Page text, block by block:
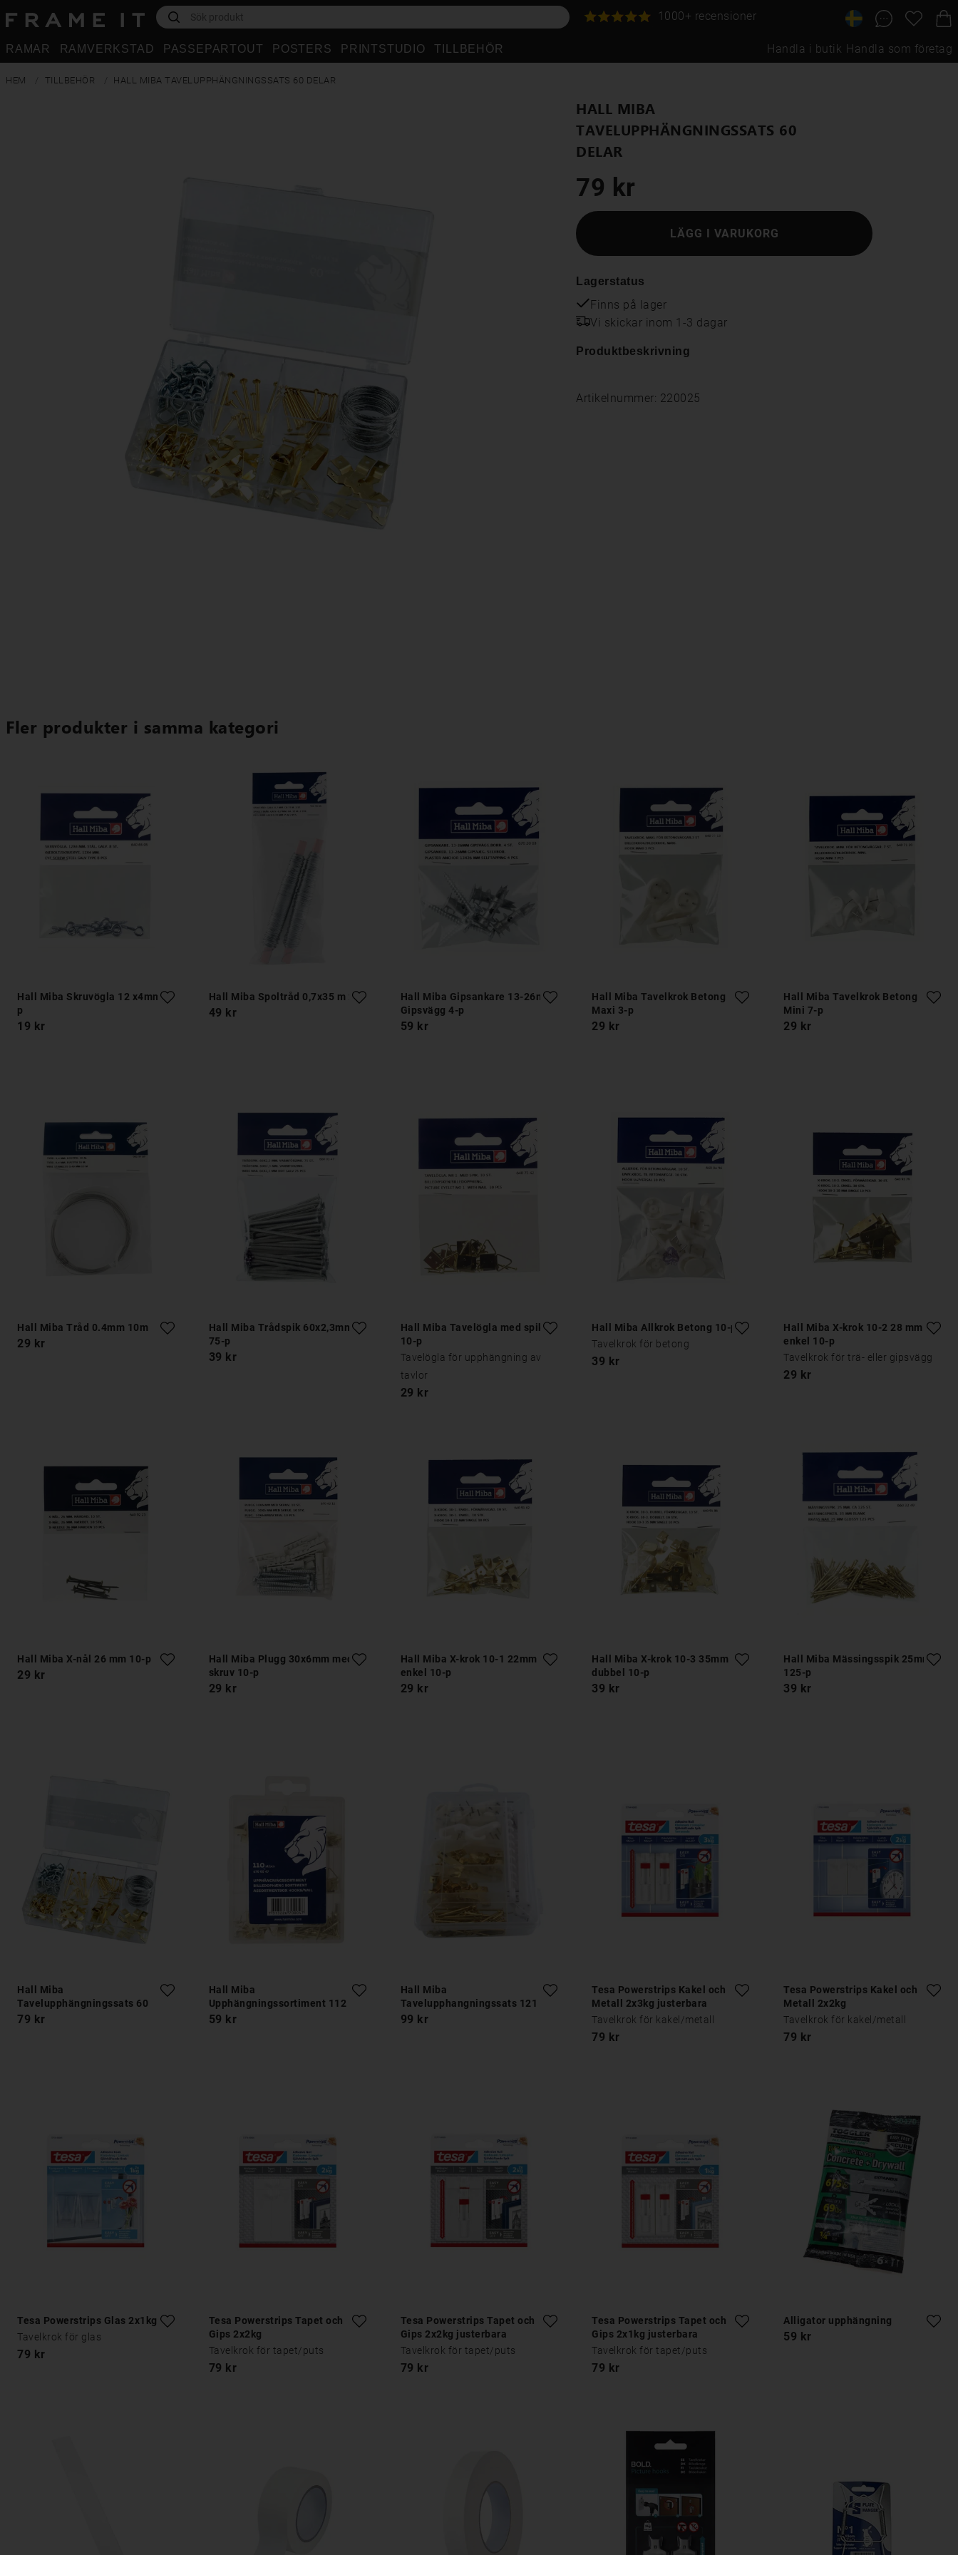
1000+ recensioner
RAMAR RAMVERKSTAD PASSEPARTOUT POSTERS PRINTSTUDIO TILLBEHÖR Handla i butik Handla som företag
HEM TILLBEHÖR HALL MIBA TAVELUPPHÄNGNINGSSATS 60 DELAR
HALL MIBA
TAVELUPPHÄNGNINGSSATS 60
DELAR
79 kr
LÄGG I VARUKORG
Lagerstatus
Finns på lager
Vi skickar inom 1-3 dagar
Produktbeskrivning
Artikelnummer: 220025
Fler produkter i samma kategori
Hall Miba Skruvögla 12 x4mm 8-
p
19 kr
Hall Miba Spoltråd 0,7x35 m 2-p
49 kr
Hall Miba Gipsankare 13-26mm
Gipsvägg 4-p
59 kr
Hall Miba Tavelkrok Betong
Maxi 3-p
29 kr
Hall Miba Tavelkrok Betong
Mini 7-p
29 kr
Hall Miba Tråd 0.4mm 10m
29 kr
Hall Miba Trådspik 60x2,3mm
75-p
39 kr
Hall Miba Tavelögla med spik
10-p
Tavelögla för upphängning av
tavlor
29 kr
Hall Miba Allkrok Betong 10-p
Tavelkrok för betong
39 kr
Hall Miba X-krok 10-2 28 mm
enkel 10-p
Tavelkrok för trä- eller gipsvägg
29 kr
Hall Miba X-nål 26 mm 10-p
29 kr
Hall Miba Plugg 30x6mm med
skruv 10-p
29 kr
Hall Miba X-krok 10-1 22mm
enkel 10-p
29 kr
Hall Miba X-krok 10-3 35mm
dubbel 10-p
39 kr
Hall Miba Mässingsspik 25mm
125-p
39 kr
Hall Miba
Tavelupphängningssats 60
delar
79 kr
Hall Miba
Upphängningssortiment 112
delar
59 kr
Hall Miba
Tavelupphangningssats 121
delar
99 kr
Tesa Powerstrips Kakel och
Metall 2x3kg justerbara
Tavelkrok för kakel/metall
79 kr
Tesa Powerstrips Kakel och
Metall 2x2kg
Tavelkrok för kakel/metall
79 kr
Tesa Powerstrips Glas 2x1kg
Tavelkrok för glas
79 kr
Tesa Powerstrips Tapet och
Gips 2x2kg
Tavelkrok för tapet/puts
79 kr
Tesa Powerstrips Tapet och
Gips 2x2kg justerbara
Tavelkrok för tapet/puts
79 kr
Tesa Powerstrips Tapet och
Gips 2x1kg justerbara
Tavelkrok för tapet/puts
79 kr
Alligator upphängning
59 kr